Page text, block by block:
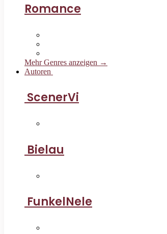
Romance
Mehr Genres anzeigen →
Autoren
ScenerVi
Bielau
FunkelNele